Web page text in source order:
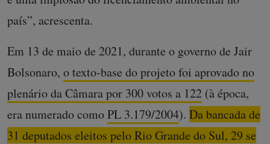
país”, acrescenta.
Em 13 de maio de 2021, durante o governo de Jair
Bolsonaro, o texto-base do projeto foi aprovado no
plenário da Câmara por 300 votos a 122 (à época,
era numerado comoPL 3.179/2004). Da bancada de
31 deputados eleitos pelo Rio Grande do Sul, 29 se